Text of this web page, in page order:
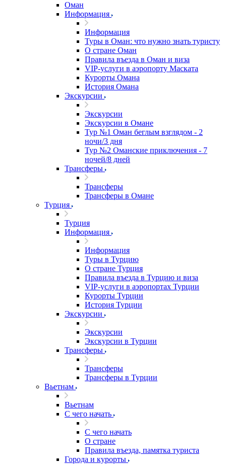
Оман
Информация
Информация
Туры в Оман: что нужно знать туристу
О стране Оман
Правила въезда в Оман и виза
VIP-услуги в аэропорту Маската
Курорты Омана
История Омана
Экскурсии
Экскурсии
Экскурсии в Омане
Тур №1 Оман беглым взглядом - 2
ночи/3 дня
Тур №2 Оманские приключения - 7
ночей/8 дней
Трансферы
Трансферы
Трансферы в Омане
Турция
Турция
Информация
Информация
Туры в Турцию
О стране Турция
Правила въезда в Турцию и виза
VIP-услуги в аэропортах Турции
Курорты Турции
История Турции
Экскурсии
Экскурсии
Экскурсии в Турции
Трансферы
Трансферы
Трансферы в Турции
Вьетнам
Вьетнам
С чего начать
С чего начать
О стране
Правила въезда, памятка туриста
Города и курорты